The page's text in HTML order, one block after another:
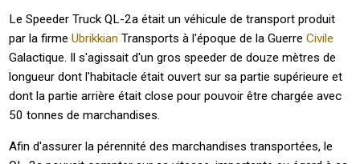
Le Speeder Truck QL-2a était un véhicule de transport produit
par la firmeUbrikkian Transports à l'époque de la GuerreCivile
Galactique. Il s'agissait d'un gros speeder de douze mètres de
longueur dont l'habitacle était ouvert sur sa partie supérieure et
dont la partie arrière était close pour pouvoir être chargée avec
50 tonnes de marchandises.
Afin d'assurer la pérennité des marchandises transportées, le